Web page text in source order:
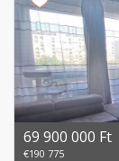
69 900 000 Ft
€190 775